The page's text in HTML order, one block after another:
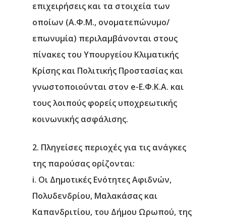
επιχειρήσεις και τα στοιχεία των
οποίων (Α.Φ.Μ., ονοματεπώνυμο/
επωνυμία) περιλαμβάνονται στους
πίνακες του Υπουργείου Κλιματικής
Κρίσης και Πολιτικής Προστασίας και
γνωστοποιούνται στον e-Ε.Φ.Κ.Α. και
τους λοιπούς φορείς υποχρεωτικής
κοινωνικής ασφάλισης.
2. Πληγείσες περιοχές για τις ανάγκες
της παρούσας ορίζονται:
i. Οι Δημοτικές Ενότητες Αφιδνών,
Πολυδενδρίου, Μαλακάσας και
Καπανδριτίου, του Δήμου Ωρωπού, της